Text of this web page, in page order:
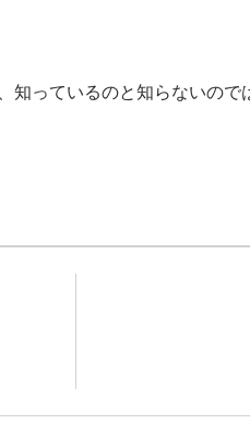
っているのと知らないので